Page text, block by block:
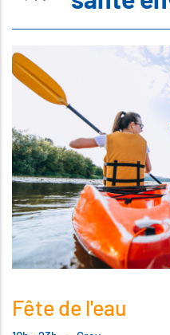
Fête de l'eau